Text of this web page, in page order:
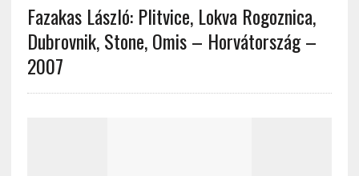
Fazakas László: Plitvice, Lokva Rogoznica,
Dubrovnik, Stone, Omis – Horvátország –
2007